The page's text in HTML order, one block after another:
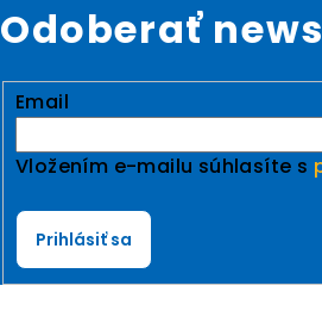
Odoberať
Email
Vložením e-mailu súhlasíte s
Prihlásiť sa